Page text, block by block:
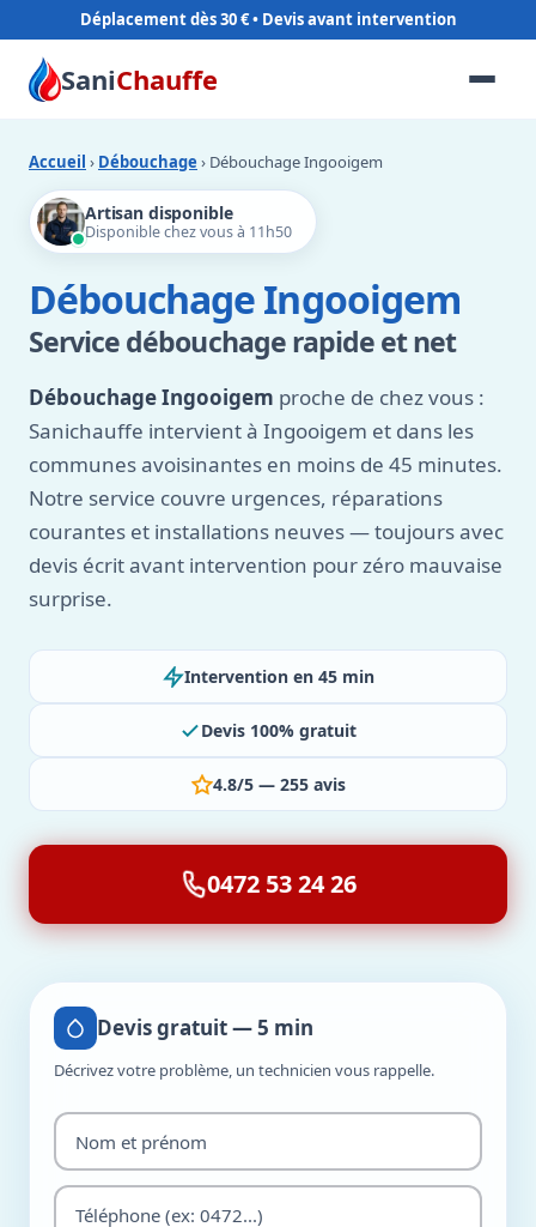
Déplacement dès 30 €
SaniChauffe
Accueil › Débouchage › Débouchage Ingooigem
Artisan disponible
Disponible chez vous à 11h50
Débouchage Ingooigem
Service débouchage rapide et net
Débouchage Ingooigem proche de chez vous :
Sanichauffe intervient à Ingooigem et dans les
communes avoisinantes en moins de 45 minutes.
Notre service couvre urgences, réparations
courantes et installations neuves — toujours avec
devis écrit avant intervention pour zéro mauvaise
surprise.
Intervention en 45 min
Devis 100% gratuit
4.8/5 — 255 avis
0472 53 24 26
Devis gratuit — 5 min
Décrivez votre problème, un technicien vous rappelle.